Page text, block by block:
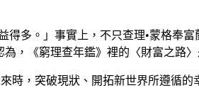
多。」事實上，不只查理•蒙格奉
，《窮理查年鑑》裡的〈財富之路〉
時，突破現狀、開拓新世界所遵循